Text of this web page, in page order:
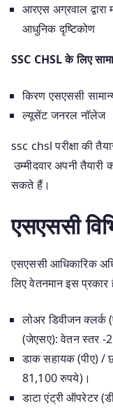
आरएस अग्रवाल
आधुनिक दृष्टिकोण
SSC CHSL के लिए
किरण एसएससी
ल्यूसेंट जनरल नॉलेज
ssc chsl परीक्षा की
उम्मीदवार अपनी
सकते हैं।
एसएससी
एसएससी आधिकारिक
लिए वेतनमान इस प्रकार
लोअर डिवीजन
(जेएसए): वेतन स्तर
डाक सहायक (पीए) /
81,100 रुपये)।
डाटा एंट्री ऑपरेटर